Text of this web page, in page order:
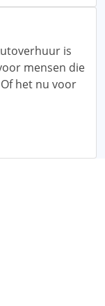
is
mensen die
het nu voor